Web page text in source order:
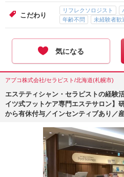
こだわり
リフレクソロジスト
年齢不問
未経験者歓
気になる
アブコ株式会社/セラピスト/北海道(札幌市)
エステティシャン・セラピストの経験
イツ式フットケア専門エステサロン】
から有休付与／インセンティブあり／